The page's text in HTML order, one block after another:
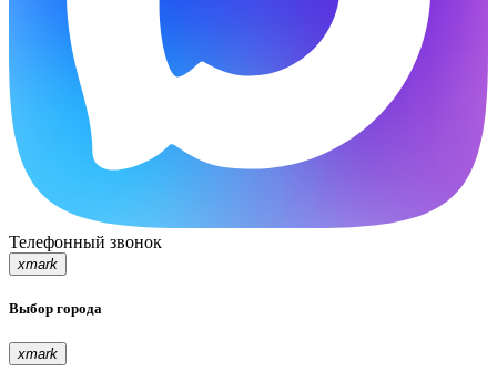
Телефонный звонок
xmark
Выбор города
xmark